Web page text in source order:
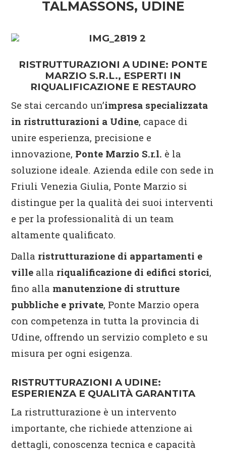
TALMASSONS, UDINE
RISTRUTTURAZIONI A UDINE: PONTE
MARZIO S.R.L., ESPERTI IN
RIQUALIFICAZIONE E RESTAURO
Se stai cercando un’impresa specializzata
in ristrutturazioni a Udine, capace di
unire esperienza, precisione e
innovazione, Ponte Marzio S.r.l. è la
soluzione ideale. Azienda edile con sede in
Friuli Venezia Giulia, Ponte Marzio si
distingue per la qualità dei suoi interventi
e per la professionalità di un team
altamente qualificato.
Dalla ristrutturazione di appartamenti e
ville alla riqualificazione di edifici storici,
fino alla manutenzione di strutture
pubbliche e private, Ponte Marzio opera
con competenza in tutta la provincia di
Udine, offrendo un servizio completo e su
misura per ogni esigenza.
RISTRUTTURAZIONI A UDINE:
ESPERIENZA E QUALITÀ GARANTITA
La ristrutturazione è un intervento
importante, che richiede attenzione ai
dettagli, conoscenza tecnica e capacità